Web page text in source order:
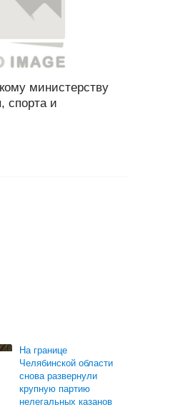
министерству
спорта и
На границе
Челябинской области
снова развернули
крупную партию
нелегальных казанов